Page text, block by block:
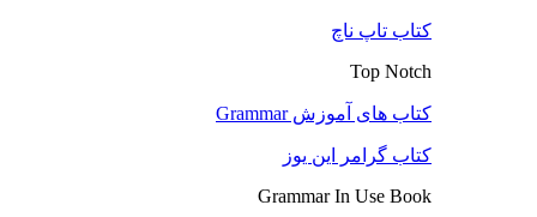
کتاب تاپ ناچ
Top Notch
کتاب های آموزش Grammar
کتاب گرامر این یوز
Grammar In Use Book